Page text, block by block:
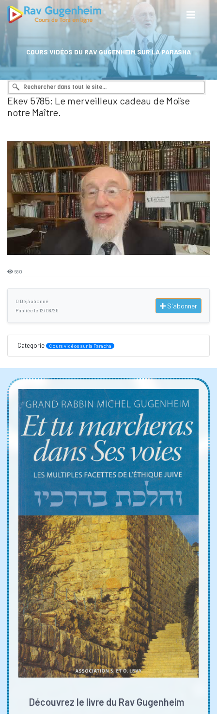
COURS VIDÉOS DU RAV GUGENHEIM SUR LA PARASHA
Ekev 5785: Le merveilleux cadeau de Moïse
notre Maître.
680
0 Déjà abonné
Publiée le 12/08/25
S'abonner
Categorie Cours vidéos sur la Paracha
Découvrez le livre du Rav Gugenheim